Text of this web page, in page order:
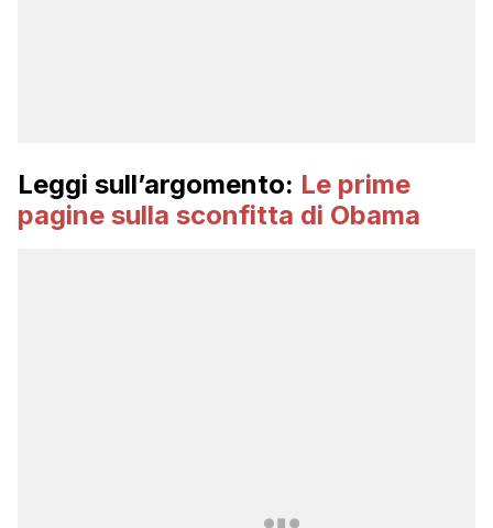
Leggi sull’argomento: Le prime
pagine sulla sconfitta di Obama